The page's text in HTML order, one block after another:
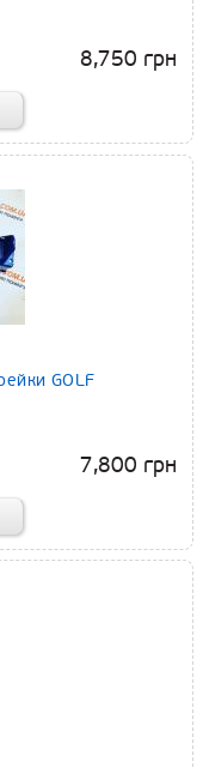
8,750 грн
GOLF
7,800 грн